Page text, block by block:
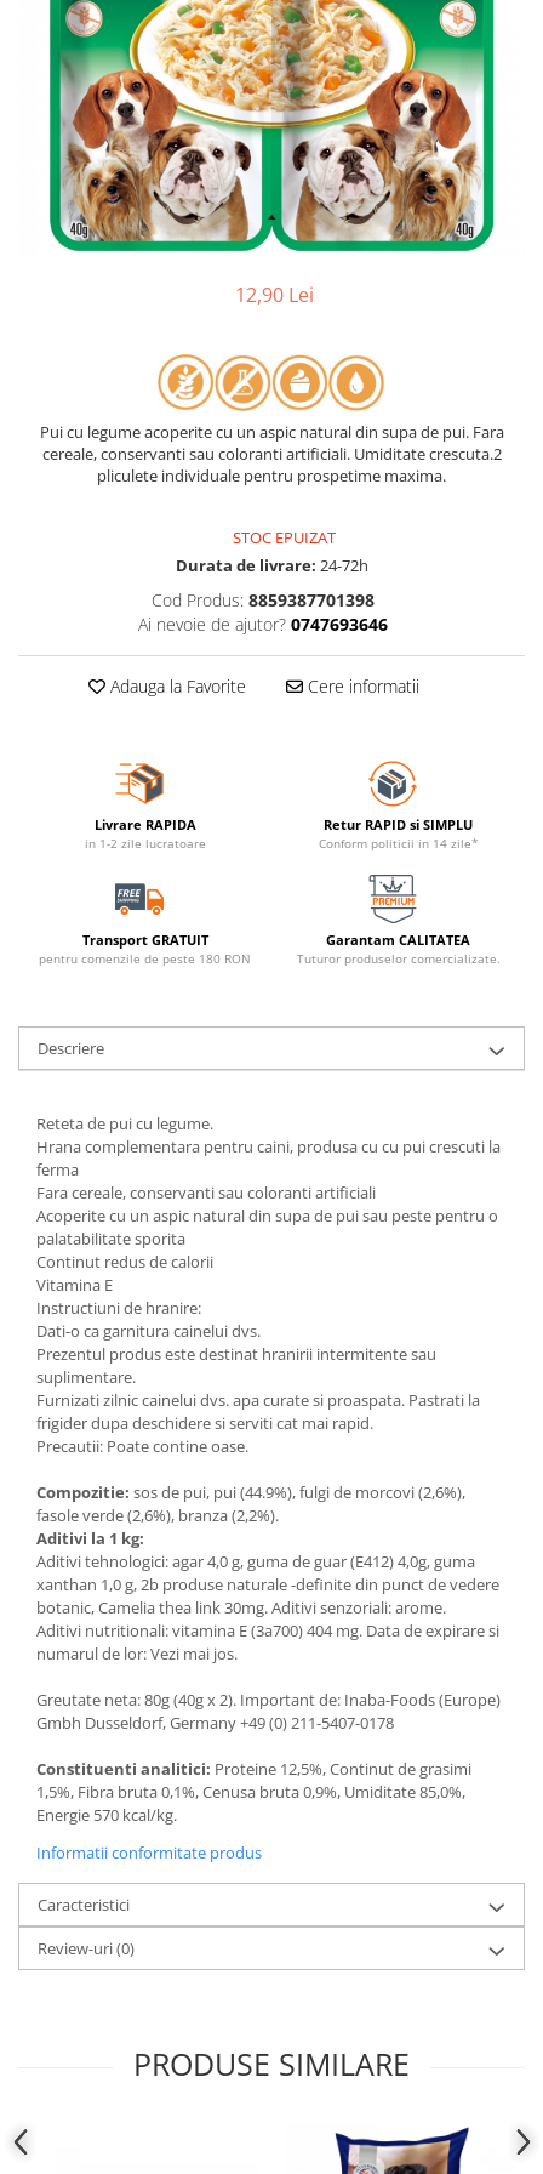
12,90 Lei
Pui cu legume acoperite cu un aspic natural din supa de pui. Fara
cereale, conservanti sau coloranti artificiali. Umiditate crescuta.2
pliculete individuale pentru prospetime maxima.
STOC EPUIZAT
Durata de livrare: 24-72h
Cod Produs: 8859387701398
Ai nevoie de ajutor? 0747693646
Adauga la Favorite Cere informatii
Livrare RAPIDA
in 1-2 zile lucratoare
Retur RAPID si SIMPLU
Conform politicii in 14 zile*
Transport GRATUIT
pentru comenzile de peste 180 RON
Garantam CALITATEA
Tuturor produselor comercializate.
Descriere
Reteta de pui cu legume.
Hrana complementara pentru caini, produsa cu cu pui crescuti la
ferma
Fara cereale, conservanti sau coloranti artificiali
Acoperite cu un aspic natural din supa de pui sau peste pentru o
palatabilitate sporita
Continut redus de calorii
Vitamina E
Instructiuni de hranire:
Dati-o ca garnitura cainelui dvs.
Prezentul produs este destinat hranirii intermitente sau
suplimentare.
Furnizati zilnic cainelui dvs. apa curate si proaspata. Pastrati la
frigider dupa deschidere si serviti cat mai rapid.
Precautii: Poate contine oase.
Compozitie: sos de pui, pui (44.9%), fulgi de morcovi (2,6%),
fasole verde (2,6%), branza (2,2%).
Aditivi la 1 kg:
Aditivi tehnologici: agar 4,0 g, guma de guar (E412) 4,0g, guma
xanthan 1,0 g, 2b produse naturale -definite din punct de vedere
botanic, Camelia thea link 30mg. Aditivi senzoriali: arome.
Aditivi nutritionali: vitamina E (3a700) 404 mg. Data de expirare si
numarul de lor: Vezi mai jos.
Greutate neta: 80g (40g x 2). Important de: Inaba-Foods (Europe)
Gmbh Dusseldorf, Germany +49 (0) 211-5407-0178
Constituenti analitici: Proteine 12,5%, Continut de grasimi
1,5%, Fibra bruta 0,1%, Cenusa bruta 0,9%, Umiditate 85,0%,
Energie 570 kcal/kg.
Informatii conformitate produs
Caracteristici
Review-uri(0)
PRODUSE SIMILARE